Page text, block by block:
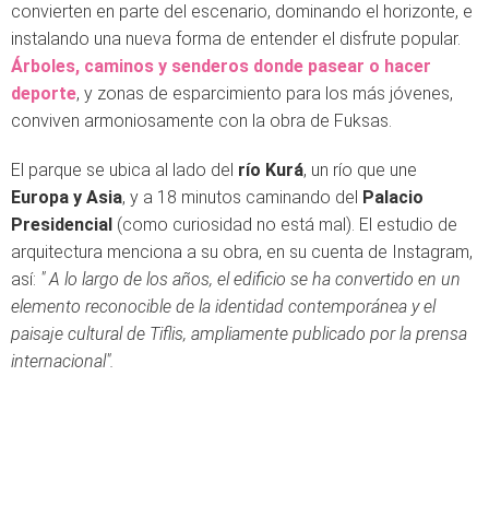
convierten en parte del escenario, dominando el horizonte, e
instalando una nueva forma de entender el disfrute popular.
Árboles, caminos y senderos donde pasear o hacer
deporte, y zonas de esparcimiento para los más jóvenes,
conviven armoniosamente con la obra de Fuksas.
El parque se ubica al lado del río Kurá, un río que une
Europa y Asia, y a 18 minutos caminando del Palacio
Presidencial (como curiosidad no está mal). El estudio de
arquitectura menciona a su obra, en su cuenta de Instagram,
así: " A lo largo de los años, el edificio se ha convertido en un
elemento reconocible de la identidad contemporánea y el
paisaje cultural de Tiflis, ampliamente publicado por la prensa
internacional".